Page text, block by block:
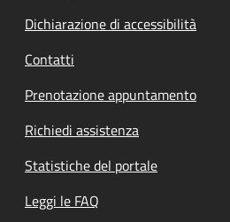
Dichiarazione di accessibilità
Contatti
Prenotazione appuntamento
Richiedi assistenza
Statistiche del portale
Leggi le FAQ